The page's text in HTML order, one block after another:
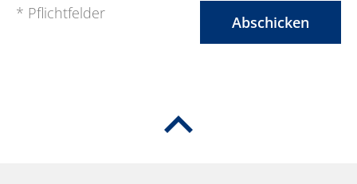
* Pflichtfelder